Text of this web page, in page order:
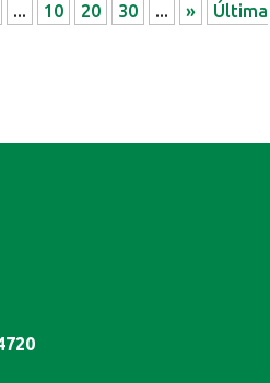
... 10 20 30 ... »
Última